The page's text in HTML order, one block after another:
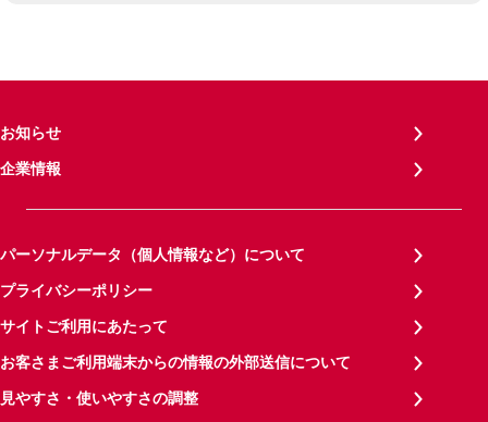
お知らせ
企業情報
パーソナルデータ（個人情報など）について
プライバシーポリシー
サイトご利用にあたって
お客さまご利用端末からの情報の外部送信について
見やすさ・使いやすさの調整